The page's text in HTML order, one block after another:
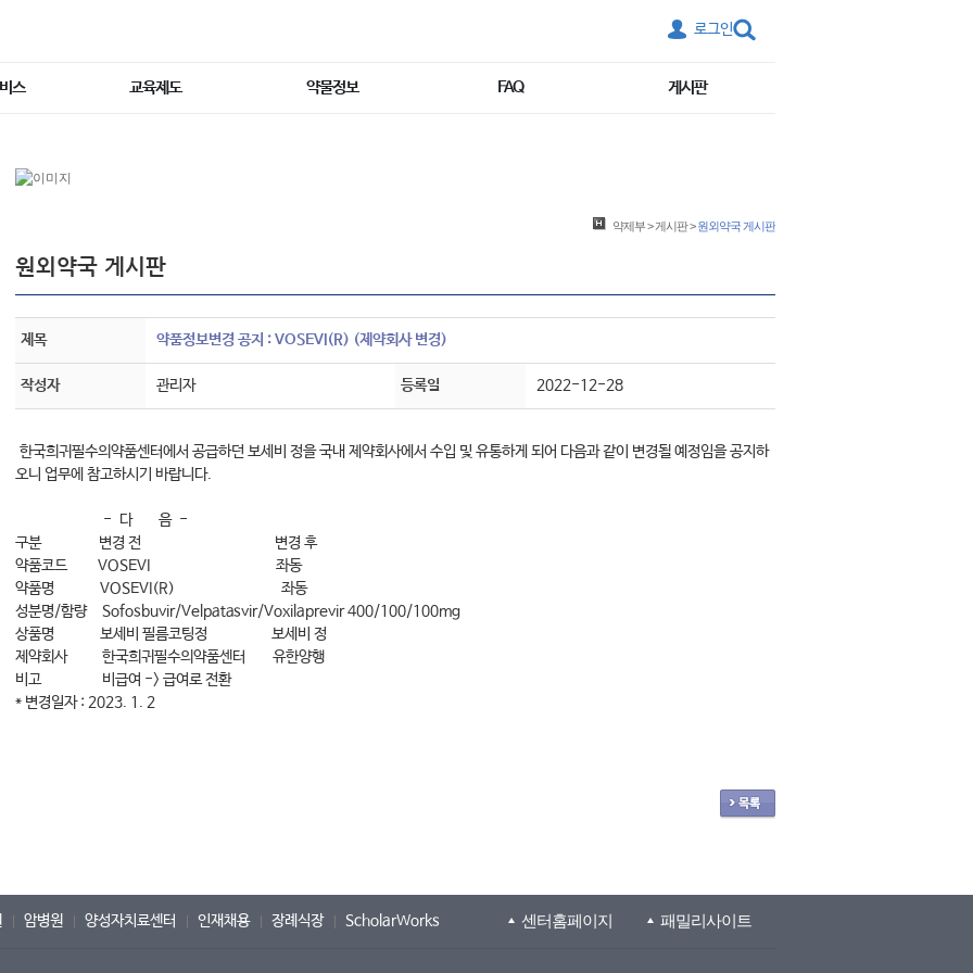
로그인
스 교육제도 약물정보 FAQ 게시판
약제부>게시판>원외약국 게시판
원외약국 게시판
제목 약품정보변경 공지 : VOSEVI(R) (제약회사 변경)
작성자 관리자 등록일 2022-12-28
한국희귀필수의약품센터에서 공급하던 보세비 정을 국내 제약회사에서 수입 및 유통하게 되어 다음과 같이 변경될 예정임을 공지하
오니 업무에 참고하시기 바랍니다.
- 다 음 -
구분 변경 전 변경 후
약품코드 VOSEVI 좌동
약품명 VOSEVI(R) 좌동
성분명/함량 Sofosbuvir/Velpatasvir/Voxilaprevir 400/100/100mg
상품명 보세비 필름코팅정 보세비 정
제약회사 한국희귀필수의약품센터 유한양행
비고 비급여 -> 급여로 전환
* 변경일자 : 2023. 1. 2
암병원 양성자치료센터 인재채용 장례식장 ScholarWorks 센터홈페이지 패밀리사이트